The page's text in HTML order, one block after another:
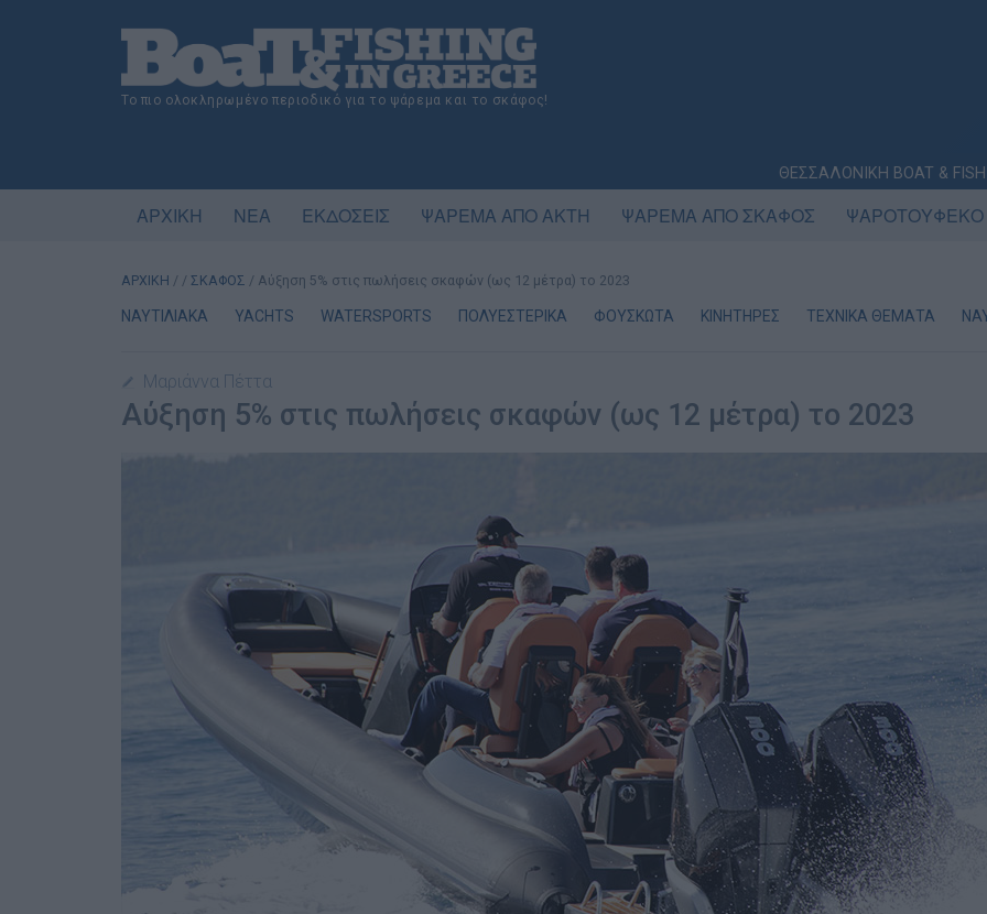
Το πιο ολοκληρωμένο περιοδικό για το ψάρεμα και το σκάφος!
ΘΕΣΣΑΛΟΝΙΚΗ BOAT &
ΑΡΧΙΚΗ ΝΕΑ ΕΚΔΟΣΕΙΣ ΨΑΡΕΜΑ ΑΠΟ ΑΚΤΗ ΨΑΡΕΜΑ ΑΠΟ ΣΚΑΦΟΣ ΨΑΡΟΤΟΥΦΕΚΟ
ΑΡΧΙΚΗ / / ΣΚΑΦΟΣ / Αύξηση 5% στις πωλήσεις σκαφών (ως 12 μέτρα) το 2023
ΝΑΥΤΙΛΙΑΚΑ YACHTS WATERSPORTS ΠΟΛΥΕΣΤΕΡΙΚΑ ΦΟΥΣΚΩΤΑ ΚΙΝΗΤΗΡΕΣ ΤΕΧΝΙΚΑ ΘΕΜΑΤΑ
Μαριάννα Πέττα
Αύξηση 5% στις πωλήσεις σκαφών (ως 12 μέτρα) το 2023